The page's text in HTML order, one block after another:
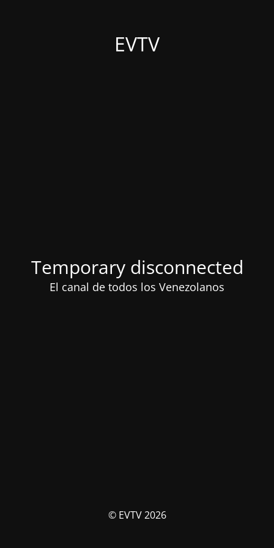
EVTV
Temporary disconnected
El canal de todos los Venezolanos
© EVTV 2026